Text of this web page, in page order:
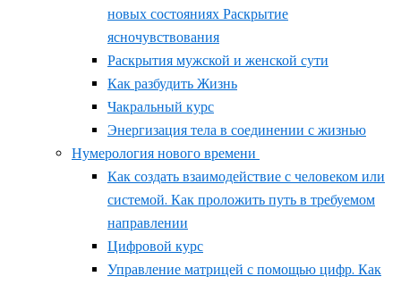
новых состояниях Раскрытие
ясночувствования
Раскрытия мужской и женской сути
Как разбудить Жизнь
Чакральный курс
Энергизация тела в соединении с жизнью
Нумерология нового времени
Как создать взаимодействие с человеком или
системой. Как проложить путь в требуемом
направлении
Цифровой курс
Управление матрицей с помощью цифр. Как